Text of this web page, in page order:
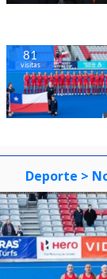
81
visitas
Deporte >